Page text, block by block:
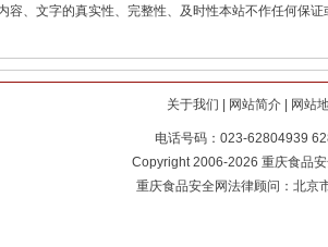
容、文字的真实性、完整性、及时性本站不作任何保
关于我们 网站简介 网站
电话号码：023-62804939
Copyright 2006-2026 重庆食品
重庆食品安全网法律顾问：北京